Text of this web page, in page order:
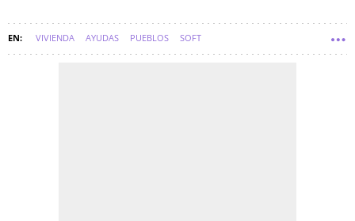
VIVIENDA AYUDAS PUEBLOS SOFT